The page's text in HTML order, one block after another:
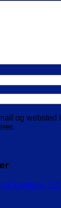
og